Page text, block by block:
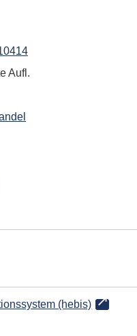
Aufl.
(hebis)